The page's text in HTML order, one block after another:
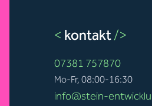
<kontakt/>
07381 757870
Mo-Fr, 08:00-16:30
info@stein-